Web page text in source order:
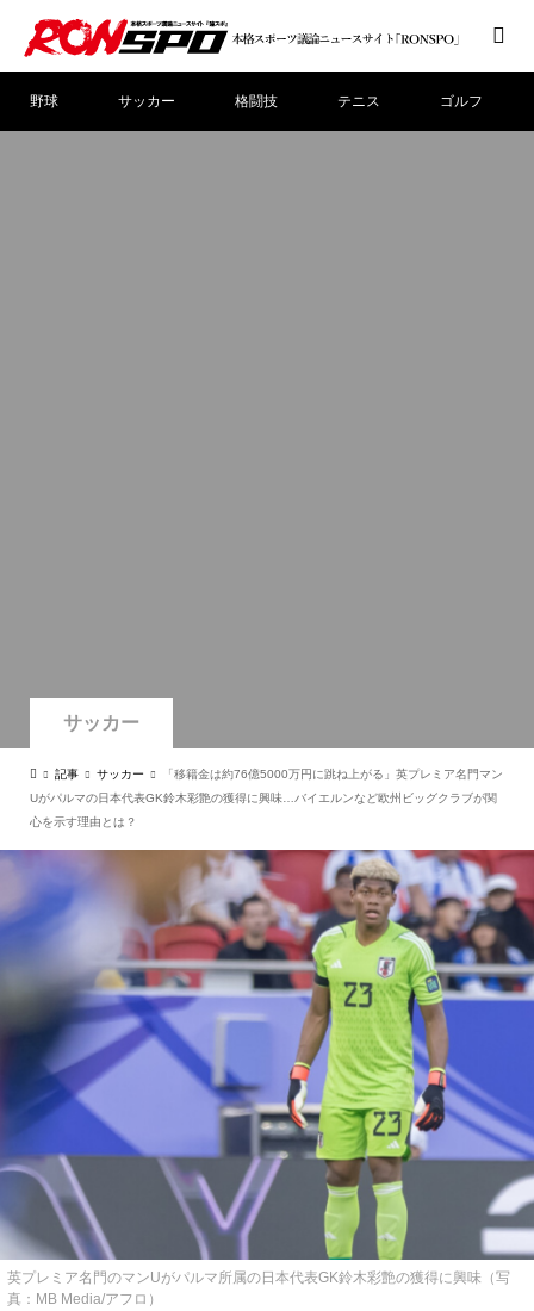
野球 サッカー 格闘技 テニス ゴルフ
サッカー
記事 サッカー
「移籍金は約76億5000万円に跳ね上がる」英プレミア名門マン
Uがパルマの日本代表GK鈴木彩艶の獲得に興味…バイエルンなど欧州ビッグクラブが関
心を示す理由とは？
英プレミア名門のマンUがパルマ所属の日本代表GK鈴木彩艶の獲得に興味（写
真：MB Media/アフロ）